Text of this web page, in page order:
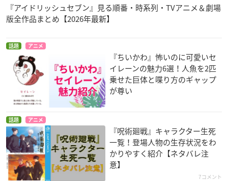
『アイドリッシュセブン』見る順番・時系列・TVアニメ＆劇場
版全作品まとめ【2026年最新】
話題 アニメ
『ちいかわ』怖いのに可愛いセ
イレーンの魅力6選！人魚を2匹
乗せた巨体と喋り方のギャップ
が尊い
話題 アニメ
『呪術廻戦』キャラクター生死
一覧！登場人物の生存状況をわ
かりやすく紹介【ネタバレ注
意】
7コメント